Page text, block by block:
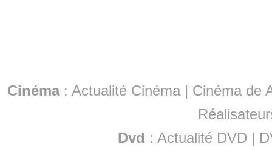
Cinéma: Actualité Cinéma | Cinéma de
Dvd : Actualité DVD |